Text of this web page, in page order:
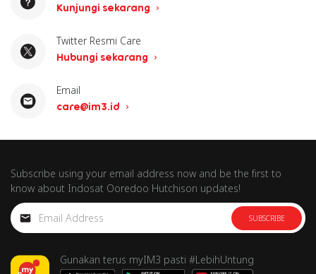
Kunjungi sekarang
Twitter Resmi Care
Hubungi sekarang
Email
care@im3.id
Subscribe using your email address now and be the first to
know about Indosat Ooredoo Hutchison updates!
SUBSCRIBE
Gunakan terus myIM3 pasti #LebihUntung